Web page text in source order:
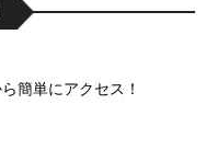
簡単にアクセス！